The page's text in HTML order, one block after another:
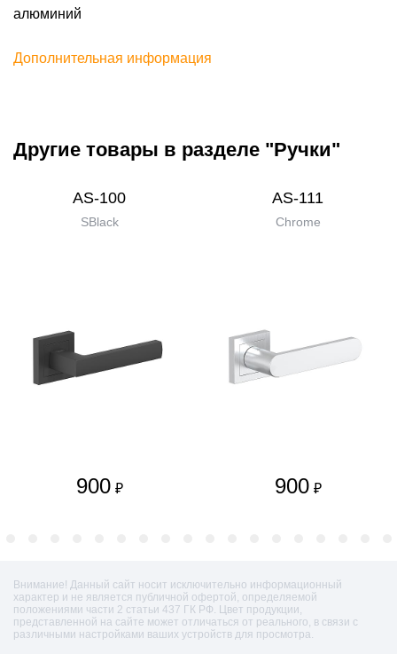
алюминий
Дополнительная информация
Другие товары в разделе "Ручки"
AS-100
SBlack
900 ₽
AS-111
Chrome
900 ₽
Внимание! Данный сайт носит исключительно информационный
характер и не является публичной офертой, определяемой
положениями части 2 статьи 437 ГК РФ. Цвет продукции,
представленной на сайте может отличаться от реального, в связи с
различными настройками ваших устройств для просмотра.